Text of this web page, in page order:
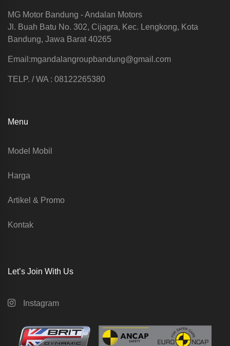
MG Motor Bandung - Andalan Motors
Jl. Buah Batu No. 302, Cijagra, Kec. Lengkong, Kota
Bandung, Jawa Barat 40265
Email:mgandalangroupbandung@gmail.com
TELP. / WA : 08122265380
Menu
Model Mobil
Harga
Artikel & Promo
Kontak
Let’s Join With Us
Instagram